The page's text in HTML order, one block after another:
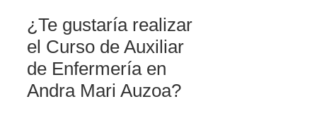
¿Te gustaría realizar
el Curso de Auxiliar
de Enfermería en
Andra Mari Auzoa?